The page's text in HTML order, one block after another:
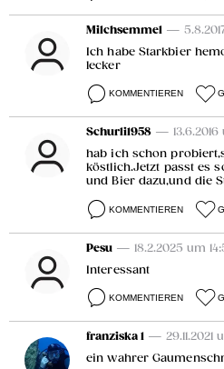
Milchsemmel —
Ich habe Starkbier
lecker
KOMMENTIEREN
Schurli1958 —
hab ich schon
köstlich.Jetzt passt es
und Bier dazu,und die
KOMMENTIEREN
Pesu — 18.2.2025 um
Interessant
KOMMENTIEREN
franziska 1 — 29.11.2021
ein wahrer